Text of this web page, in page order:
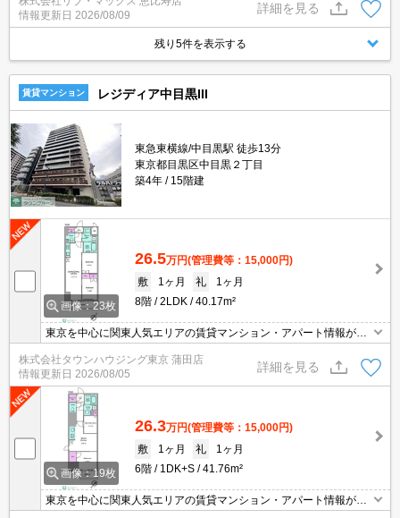
情報更新日 2026/08/09
詳細を見る
残り5件を表示する
賃貸マンション レジディア中目黒III
東急東横線/中目黒駅 徒歩13分
東京都目黒区中目黒２丁目
築4年
15階建
画像：23枚
26.5万円(管理費等：15,000円)
敷
1ヶ月 礼
1ヶ月
8階
2LDK 40.17m²
東京を中心に関東人気エリアの賃貸マンション・アパート情報が豊
富！創業46年 直営140店舗以上の 独自のネットワークで最適なマン
ション・アパートをお探しします！
株式会社タウンハウジング東京 蒲田店
情報更新日 2026/08/05
詳細を見る
画像：19枚
26.3万円(管理費等：15,000円)
敷
1ヶ月 礼
1ヶ月
6階
1DK+S 41.76m²
東京を中心に関東人気エリアの賃貸マンション・アパート情報が豊
富！創業46年 直営140店舗以上の 独自のネットワークで最適なマン